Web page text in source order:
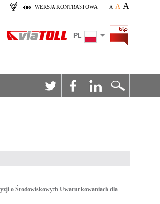
WERSJA KONTRASTOWA A A A
PL
o Środowiskowych Uwarunkowaniach dla